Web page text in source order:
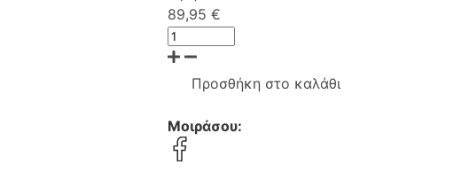
89,95 €
Προσθήκη στο καλάθι
Μοιράσου: